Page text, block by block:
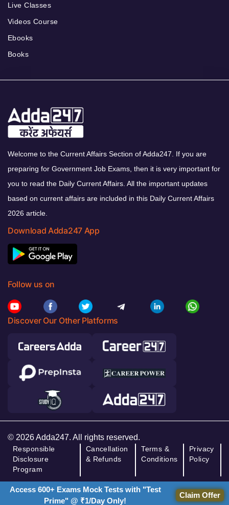
Live Classes
Videos Course
Ebooks
Books
Welcome to the Current Affairs Section of Adda247. If you are
preparing for Government Job Exams, then it is very important for
you to read the Daily Current Affairs. All the important updates
based on current affairs are included in this Daily Current Affairs
2026 article.
Download Adda247 App
Follow us on
Discover Our Other Platforms
© 2026 Adda247. All rights reserved.
Responsible
Disclosure
Program
Cancellation
& Refunds
Terms &
Conditions
Privacy
Policy
Access 600+ Exams Mock Tests with "Test
Prime" @ ₹1/Day Only!
Claim Offer